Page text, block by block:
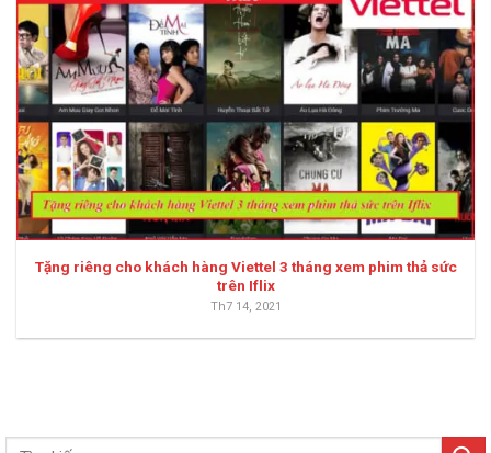
Tặng riêng cho khách hàng Viettel 3 tháng xem phim thả sức
trên Iflix
Th7 14, 2021